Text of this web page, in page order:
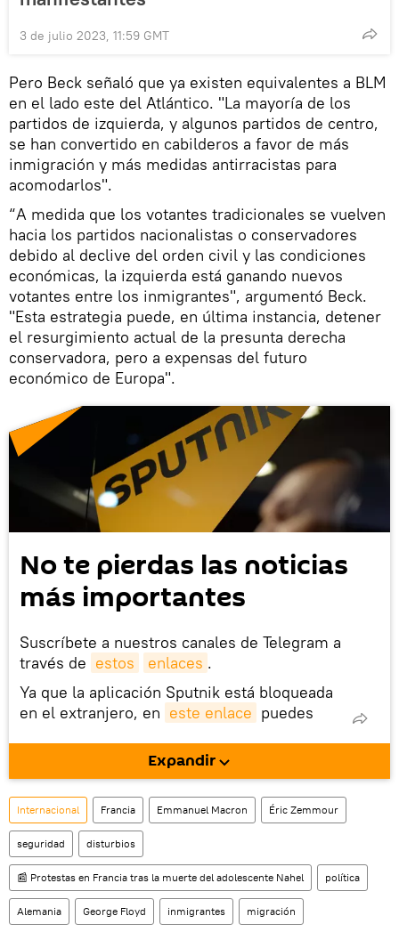
3 de julio 2023, 11:59 GMT
Pero Beck señaló que ya existen equivalentes a BLM
en el lado este del Atlántico. "La mayoría de los
partidos de izquierda, y algunos partidos de centro,
se han convertido en cabilderos a favor de más
inmigración y más medidas antirracistas para
acomodarlos".
“A medida que los votantes tradicionales se vuelven
hacia los partidos nacionalistas o conservadores
debido al declive del orden civil y las condiciones
económicas, la izquierda está ganando nuevos
votantes entre los inmigrantes", argumentó Beck.
"Esta estrategia puede, en última instancia, detener
el resurgimiento actual de la presunta derecha
conservadora, pero a expensas del futuro
económico de Europa".
No te pierdas las noticias
más importantes
Suscríbete a nuestros canales de Telegram a
través de estos enlaces .
Ya que la aplicación Sputnik está bloqueada
en el extranjero, en este enlace puedes
móvil (¡solo para Android!).
También tenemos una cuenta en la red
social rusa VK .
Expandir
Internacional Francia Emmanuel Macron Éric Zemmour
seguridad disturbios
📰 Protestas en Francia tras la muerte del adolescente Nahel política
Alemania George Floyd inmigrantes migración